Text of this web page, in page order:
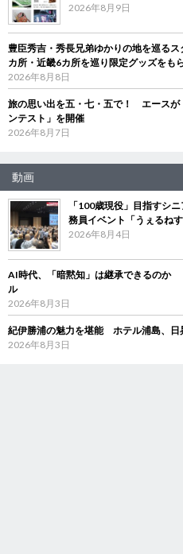
2026年8月9日
豊臣秀吉・秀長兄弟ゆかりの地を巡る
カ所・近畿6カ所を巡り限定グッズをも
2026年8月8日
旅の思い出を五・七・五で！ エースが
ンテスト」を開催
2026年8月7日
動画
「100歳現役」目指すシ
務員イベント「うぇるねす
2026年8月4日
AI時代、「暗黙知」は継承できるのか
ル
2026年8月3日
紀伊勝浦の魅力を堪能 ホテル浦島、日
2026年8月3日